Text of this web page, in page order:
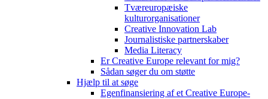
Tværeuropæiske
kulturorganisationer
Creative Innovation Lab
Journalistiske partnerskaber
Media Literacy
Er Creative Europe relevant for mig?
Sådan søger du om støtte
Hjælp til at søge
Egenfinansiering af et Creative Europe-